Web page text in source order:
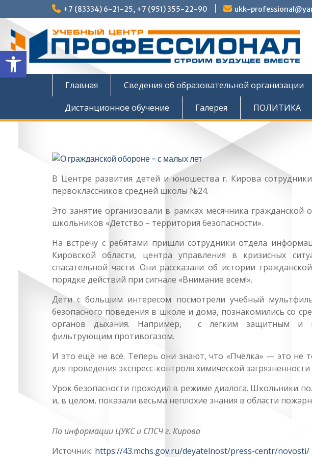
Открыть панель инструментов
к
содержимому
+7 (83334) 6-21-25, +7 (951) 355-22-90 ukk-
Главная Сведения об образовательной организации
Дистанционное обучение
Галерея ПОЛИТИКА
В Центре развития детей и юношества г. Кирова
первоклассников средней школы №24.
Это занятие организовали в рамках месячника гражданской
школьников «Детство – территория безопасности».
На встречу с ребятами пришли сотрудники отдела
Кировской области, центра управления в кризисных
спасательной части. Они рассказали об истории
порядке действий при сигнале «Внимание всем!».
Дети с большим интересом посмотрели учебный
безопасного поведения в школе и дома, познакомились со
органов дыхания. Например, с легким защитным и
фильтрующим противогазом.
И это ещё не всё. Теперь они знают, что «Пчёлка» — это не
для проведения экспресс-контроля химической
Урок безопасности проходил в режиме диалога. Школьники
и, в целом, показали весьма неплохие знания в области
По информации ЦУКС и СПСЧ г. Кирова
Источник: https://43.mchs.gov.ru/deyatelnost/press-centr/novosti/